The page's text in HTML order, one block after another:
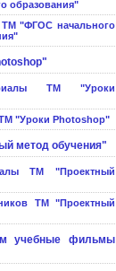
образования"
ТМ "ФГОС начального
ТМ "Уроки
"Уроки Photoshop"
метод обучения"
ТМ "Проектный
ТМ "Проектный
учебные фильмы